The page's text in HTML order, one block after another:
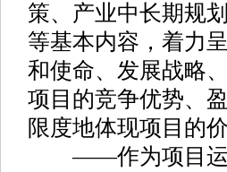
策、产业中长期规
等基本内容，着力
和使命、发展战略
项目的竞争优势、
限度地体现项目的价
——作为项目运作